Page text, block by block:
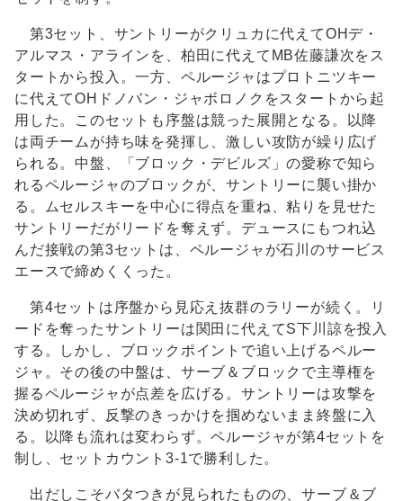
第3セット、サントリーがクリュカに代えてOHデ・
アルマス・アラインを、柏田に代えてMB佐藤謙次をス
タートから投入。一方、ペルージャはプロトニツキー
に代えてOHドノバン・ジャボロノクをスタートから起
用した。このセットも序盤は競った展開となる。以降
は両チームが持ち味を発揮し、激しい攻防が繰り広げ
られる。中盤、「ブロック・デビルズ」の愛称で知ら
れるペルージャのブロックが、サントリーに襲い掛か
る。ムセルスキーを中心に得点を重ね、粘りを見せた
サントリーだがリードを奪えず。デュースにもつれ込
んだ接戦の第3セットは、ペルージャが石川のサービス
エースで締めくくった。
第4セットは序盤から見応え抜群のラリーが続く。リ
ードを奪ったサントリーは関田に代えてS下川諒を投入
する。しかし、ブロックポイントで追い上げるペルー
ジャ。その後の中盤は、サーブ＆ブロックで主導権を
握るペルージャが点差を広げる。サントリーは攻撃を
決め切れず、反撃のきっかけを掴めないまま終盤に入
る。以降も流れは変わらず。ペルージャが第4セットを
制し、セットカウント3-1で勝利した。
出だしこそバタつきが見られたものの、サーブ＆ブ